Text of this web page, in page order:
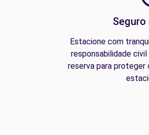
Estacione com
responsabilidade
reserva para proteger